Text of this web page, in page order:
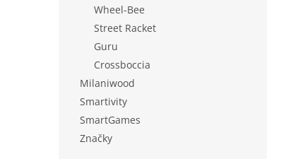
Wheel-Bee
Street Racket
Guru
Crossboccia
Milaniwood
Smartivity
SmartGames
Značky